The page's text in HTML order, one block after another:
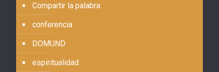
Compartir la palabra
conferencia
DOMUND
espiritualidad